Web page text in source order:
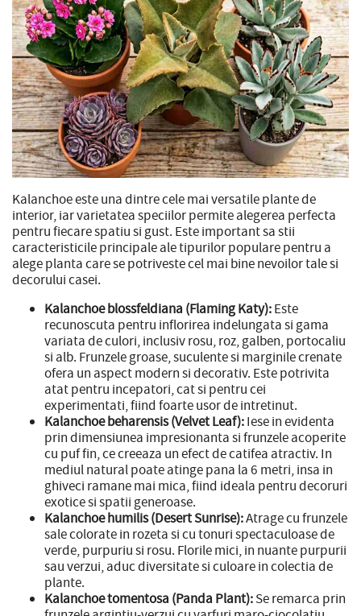
Kalanchoe este una dintre cele mai versatile plante de
interior, iar varietatea speciilor permite alegerea perfecta
pentru fiecare spatiu si gust. Este important sa stii
caracteristicile principale ale tipurilor populare pentru a
alege planta care se potriveste cel mai bine nevoilor tale si
decorului casei.
Kalanchoe blossfeldiana (Flaming Katy):Este
recunoscuta pentru inflorirea indelungata si gama
variata de culori, inclusiv rosu, roz, galben, portocaliu
si alb. Frunzele groase, suculente si marginile crenate
ofera un aspect modern si decorativ. Este potrivita
atat pentru incepatori, cat si pentru cei
experimentati, fiind foarte usor de intretinut.
Kalanchoe beharensis (Velvet Leaf):Iese in evidenta
prin dimensiunea impresionanta si frunzele acoperite
cu puf fin, ce creeaza un efect de catifea atractiv. In
mediul natural poate atinge pana la 6 metri, insa in
ghiveci ramane mai mica, fiind ideala pentru decoruri
exotice si spatii generoase.
Kalanchoe humilis (Desert Sunrise):Atrage cu frunzele
sale colorate in rozeta si cu tonuri spectaculoase de
verde, purpuriu si rosu. Florile mici, in nuante purpurii
sau verzui, aduc diversitate si culoare in colectia de
plante.
Kalanchoe tomentosa (Panda Plant):Se remarca prin